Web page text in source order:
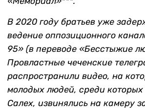
В 2020 году братьев уже
ведение оппозиционного
95» (в переводе «Бесстыжие
Провластные чеченские
распространили видео, на
молодых людей, среди
Салех, извинялись на камеру